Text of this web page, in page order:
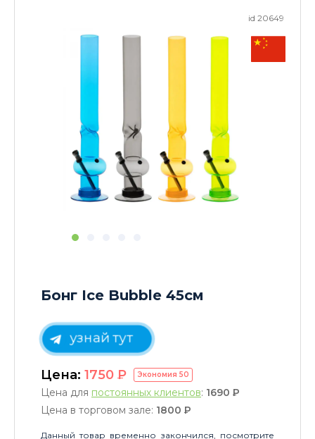
id 20649
Бонг Ice Bubble 45см
узнай тут
Цена: 1750 P Экономия 50
Цена для постоянных клиентов: 1690 P
Цена в торговом зале: 1800 P
Данный товар временно закончился, посмотрите